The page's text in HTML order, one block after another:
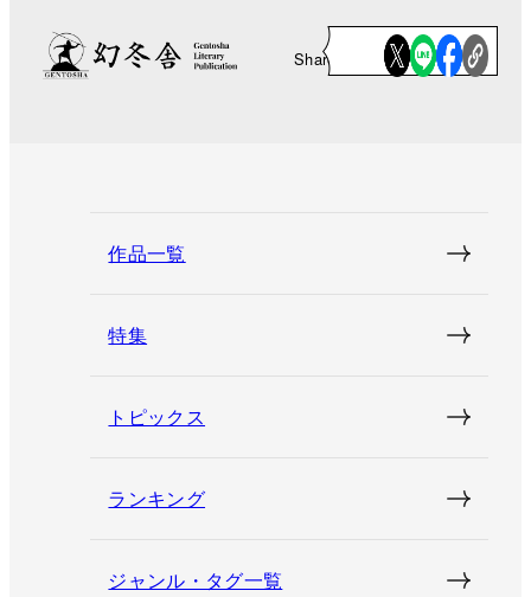
Share
作品一覧
特集
トピックス
ランキング
ジャンル・タグ一覧